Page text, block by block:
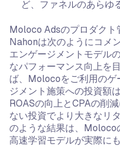
ど、ファネルのあらゆ
Moloco Adsのプロダク
Nahonは次のようにコメ
エンゲージメントモデル
なパフォーマンス向上を
ば、Molocoをご利用のゲ
ジメント施策への投資額
ROASの向上とCPAの削
ない投資でより大きなリ
のような結果は、Moloco
高速学習モデルが実際に